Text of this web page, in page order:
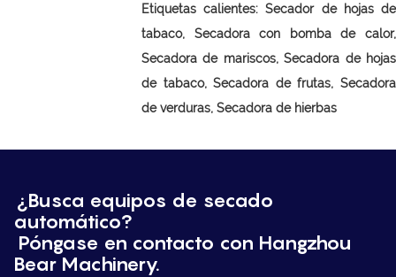
Etiquetas calientes:Secador de hojas de
tabaco, Secadora con bomba de calor,
Secadora de mariscos, Secadora de hojas
de tabaco, Secadora de frutas, Secadora
de verduras, Secadora de hierbas
¿Busca equipos de secado
automático?
Póngase en contacto con Hangzhou
Bear Machinery.